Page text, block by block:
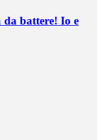
battere! Io e